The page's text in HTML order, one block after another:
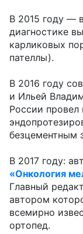
В 2015 году —
диагностике
карликовых
пателлы).
В 2016 году
и Ильей
России провел
безцементным
В 2017 году:
«Онкология
Главный
автором
всемирно
ортопед.